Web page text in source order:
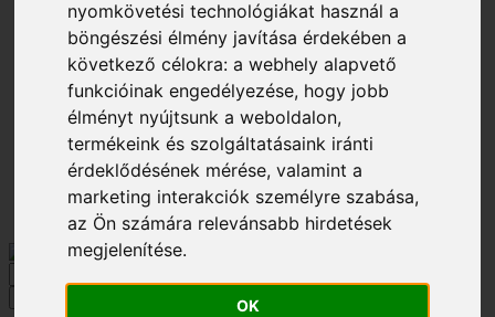
nyomkövetési technológiákat használ a
böngészési élmény javítása érdekében a
következő célokra:a webhely alapvető
funkcióinak engedélyezése, hogy jobb
élményt nyújtsunk a weboldalon,
termékeink és szolgáltatásaink iránti
érdeklődésének mérése, valamint a
marketing interakciók személyre szabása,
az Ön számára relevánsabb hirdetések
megjelenítése.
OK
Eljárási díj
Kosár
Bejelentkezés
Regisztráció
HU - Magyar
EN - English
Bejelentkezés